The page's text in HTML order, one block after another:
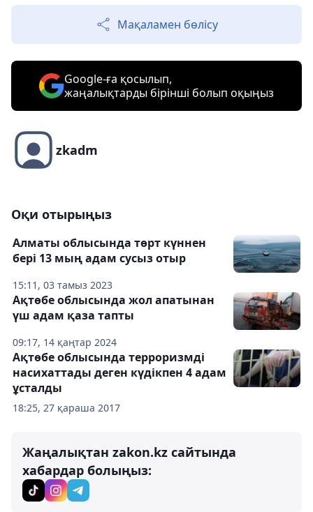
Мақаламен бөлісу
Google-ға қосылып,
жаңалықтарды бірінші болып оқыңыз
zkadm
Оқи отырыңыз
15:11, 03 тамыз 2023
Алматы облысында төрт күннен
бері 13 мың адам сусыз отыр
09:17, 14 қаңтар 2024
Ақтөбе облысында жол апатынан
үш адам қаза тапты
18:25, 27 қараша 2017
Ақтөбе облысында терроризмді
насихаттады деген күдікпен 4 адам
ұсталды
Жаңалықтан zakon.kz сайтында
хабардар болыңыз: